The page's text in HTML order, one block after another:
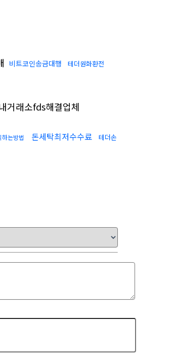
비트코인송금대행 테더원화환전
거래소fds해결업체
는방법 돈세탁최저수수료
테더손